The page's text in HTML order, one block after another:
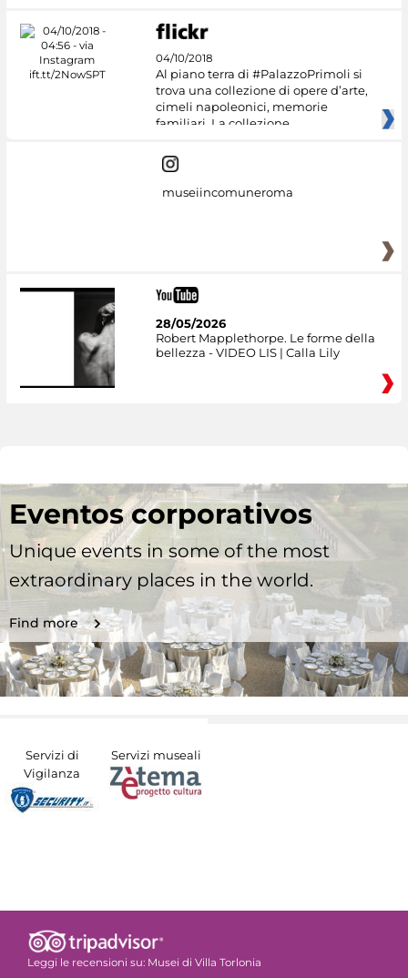
04/10/2018
Al piano terra di #PalazzoPrimoli si
trova una collezione di opere d’arte,
cimeli napoleonici, memorie
familiari. La collezione
museiincomuneroma
28/05/2026
Robert Mapplethorpe. Le forme della
bellezza - VIDEO LIS | Calla Lily
Eventos corporativos
Unique events in some of the most
extraordinary places in the world.
Find more
Servizi di
Vigilanza
Servizi museali
Leggi le recensioni su: Musei di Villa Torlonia